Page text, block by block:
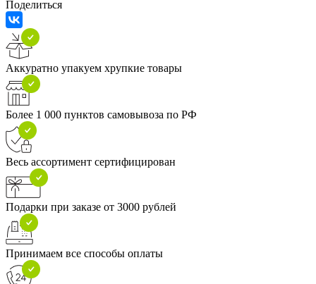
Поделиться
Аккуратно упакуем хрупкие товары
Более 1 000 пунктов самовывоза по РФ
Весь ассортимент сертифицирован
Подарки при заказе от 3000 рублей
Принимаем все способы оплаты